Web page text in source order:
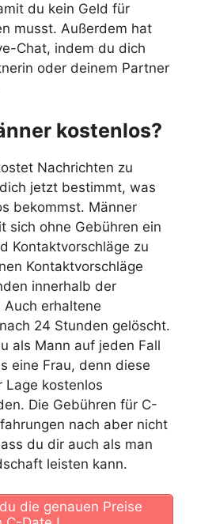
du kein Geld für
musst. Außerdem hat
Chat, indem du dich
oder deinem Partner
kostenlos?
Nachrichten zu
jetzt bestimmt, was
bekommst. Männer
sich ohne Gebühren ein
Kontaktvorschläge zu
Kontaktvorschläge
innerhalb der
erhaltene
24 Stunden gelöscht.
als Mann auf jeden Fall
eine Frau, denn diese
Lage kostenlos
Die Gebühren für C-
nach aber nicht
du dir auch als man
leisten kann.
die genauen Preise